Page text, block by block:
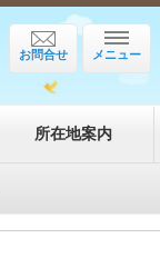
メニュー
お問合せ
所在地案内